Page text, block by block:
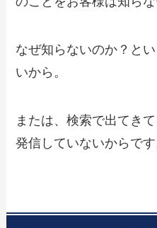
なぜ知らないのか？と
いから。
または、検索で出てき
発信していないからです